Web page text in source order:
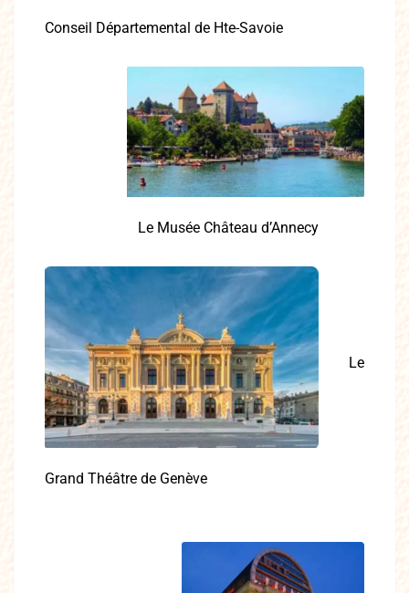
Conseil Départemental de Hte-Savoie
Le Musée Château d’Annecy
Le
Grand Théâtre de Genève